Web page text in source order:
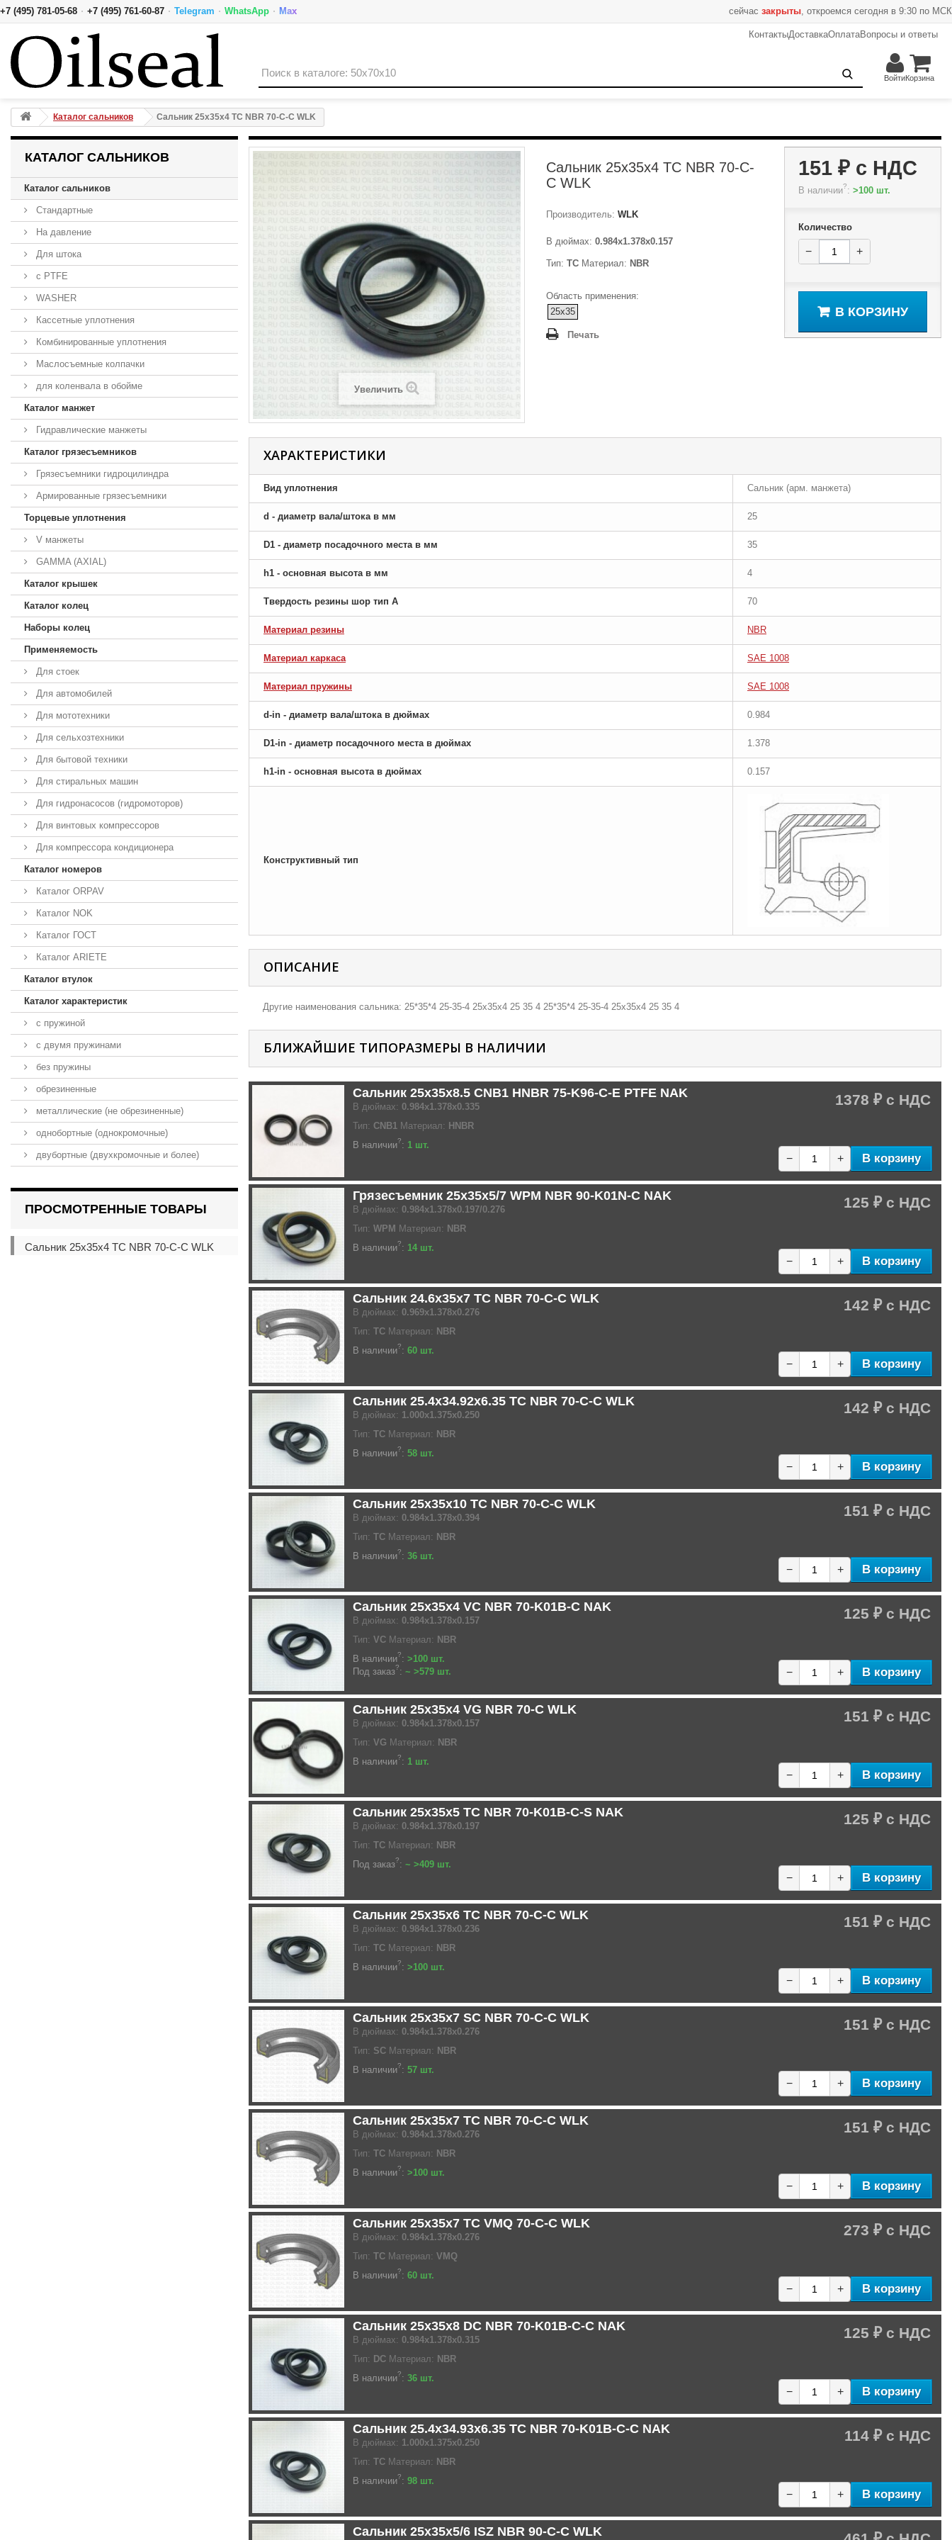
+7 (495) 781-05-68 · +7 (495) 761-60-87 · Telegram · WhatsApp · Max сейчас закрыты, откроемся сегодня в 9:30 по МСК
КонтактыДоставкаОплатаВопросы и ответы
ВойтиКорзина
Каталог сальников Сальник 25x35x4 TC NBR 70-C-C WLK
КАТАЛОГ САЛЬНИКОВ
Каталог сальников
Стандартные
На давление
Для штока
с PTFE
WASHER
Кассетные уплотнения
Комбинированные уплотнения
Маслосъемные колпачки
для коленвала в обойме
Каталог манжет
Гидравлические манжеты
Каталог грязесъемников
Грязесъемники гидроцилиндра
Армированные грязесъемники
Торцевые уплотнения
V манжеты
GAMMA (AXIAL)
Каталог крышек
Каталог колец
Наборы колец
Применяемость
Для стоек
Для автомобилей
Для мототехники
Для сельхозтехники
Для бытовой техники
Для стиральных машин
Для гидронасосов (гидромоторов)
Для винтовых компрессоров
Для компрессора кондиционера
Каталог номеров
Каталог ORPAV
Каталог NOK
Каталог ГОСТ
Каталог ARIETE
Каталог втулок
Каталог характеристик
с пружиной
с двумя пружинами
без пружины
обрезиненные
металлические (не обрезиненные)
однобортные (однокромочные)
двубортные (двухкромочные и более)
ПРОСМОТРЕННЫЕ ТОВАРЫ
Сальник 25x35x4 TC NBR 70-C-C WLK
Увеличить
Сальник 25x35x4 TC NBR 70-C-
C WLK
Производитель: WLK
В дюймах: 0.984x1.378x0.157
Тип: TC Материал: NBR
Область применения:
25x35
Печать
151 ₽с НДС
В наличии?: >100 шт.
Количество
− +
В КОРЗИНУ
Сальник 25x35x4 TC NBR 70-C-C WLK + В корзину
ХАРАКТЕРИСТИКИ
Вид уплотнения Сальник (арм. манжета)
d - диаметр вала/штока в мм 25
D1 - диаметр посадочного места в мм 35
h1 - основная высота в мм 4
Твердость резины шор тип A 70
Материал резины NBR
Материал каркаса SAE 1008
Материал пружины SAE 1008
d-in - диаметр вала/штока в дюймах 0.984
D1-in - диаметр посадочного места в дюймах 1.378
h1-in - основная высота в дюймах 0.157
Конструктивный тип
ОПИСАНИЕ
Другие наименования сальника: 25*35*4 25-35-4 25х35х4 25 35 4 25*35*4 25-35-4 25х35х4 25 35 4
БЛИЖАЙШИЕ ТИПОРАЗМЕРЫ В НАЛИЧИИ
Сальник 25x35x8.5 CNB1 HNBR 75-K96-C-E PTFE NAK
В дюймах: 0.984x1.378x0.335
Тип: CNB1 Материал: HNBR
В наличии?: 1 шт.
1378 ₽
− + В корзину
Грязесъемник 25x35x5/7 WPM NBR 90-K01N-C NAK
В дюймах: 0.984x1.378x0.197/0.276
Тип: WPM Материал: NBR
В наличии?: 14 шт.
125 ₽
− + В корзину
Сальник 24.6x35x7 TC NBR 70-C-C WLK
В дюймах: 0.969x1.378x0.276
Тип: TC Материал: NBR
В наличии?: 60 шт.
142 ₽
− + В корзину
Сальник 25.4x34.92x6.35 TC NBR 70-C-C WLK
В дюймах: 1.000x1.375x0.250
Тип: TC Материал: NBR
В наличии?: 58 шт.
142 ₽
− + В корзину
Сальник 25x35x10 TC NBR 70-C-C WLK
В дюймах: 0.984x1.378x0.394
Тип: TC Материал: NBR
В наличии?: 36 шт.
151 ₽
− + В корзину
Сальник 25x35x4 VC NBR 70-K01B-C NAK
В дюймах: 0.984x1.378x0.157
Тип: VC Материал: NBR
В наличии?: >100 шт.
Под заказ?: ~ >579 шт.
125 ₽
− + В корзину
Сальник 25x35x4 VG NBR 70-C WLK
В дюймах: 0.984x1.378x0.157
Тип: VG Материал: NBR
В наличии?: 1 шт.
151 ₽
− + В корзину
Сальник 25x35x5 TC NBR 70-K01B-C-S NAK
В дюймах: 0.984x1.378x0.197
Тип: TC Материал: NBR
Под заказ?: ~ >409 шт.
125 ₽
− + В корзину
Сальник 25x35x6 TC NBR 70-C-C WLK
В дюймах: 0.984x1.378x0.236
Тип: TC Материал: NBR
В наличии?: >100 шт.
151 ₽
− + В корзину
Сальник 25x35x7 SC NBR 70-C-C WLK
В дюймах: 0.984x1.378x0.276
Тип: SC Материал: NBR
В наличии?: 57 шт.
151 ₽
− + В корзину
Сальник 25x35x7 TC NBR 70-C-C WLK
В дюймах: 0.984x1.378x0.276
Тип: TC Материал: NBR
В наличии?: >100 шт.
151 ₽
− + В корзину
Сальник 25x35x7 TC VMQ 70-C-C WLK
В дюймах: 0.984x1.378x0.276
Тип: TC Материал: VMQ
В наличии?: 60 шт.
273 ₽
− + В корзину
Сальник 25x35x8 DC NBR 70-K01B-C-C NAK
В дюймах: 0.984x1.378x0.315
Тип: DC Материал: NBR
В наличии?: 36 шт.
125 ₽
− + В корзину
Сальник 25.4x34.93x6.35 TC NBR 70-K01B-C-C NAK
В дюймах: 1.000x1.375x0.250
Тип: TC Материал: NBR
В наличии?: 98 шт.
114 ₽
− + В корзину
Сальник 25x35x5/6 ISZ NBR 90-C-C WLK